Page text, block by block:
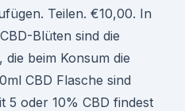
Teilen. €10,00. In
Blüten sind die
beim Konsum die
CBD Flasche sind
5 oder 10% CBD findest